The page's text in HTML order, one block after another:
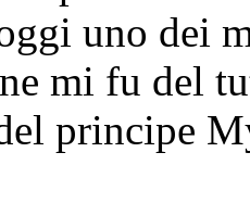
uno dei
mi fu del
principe